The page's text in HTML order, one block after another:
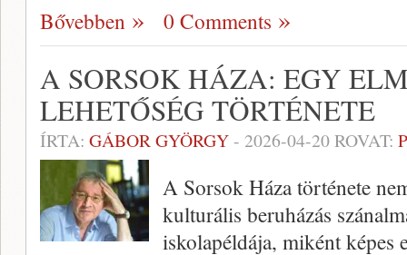
Bővebben 0 Comments
A SORSOK HÁZA: EGY
LEHETŐSÉG TÖRTÉNETE
ÍRTA: GÁBOR GYÖRGY- 2026-04-20ROVAT:
A Sorsok Háza története
kulturális beruházás
iskolapéldája, miként képes